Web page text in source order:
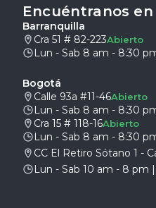
Encuéntranos en
Barranquilla
Cra 51 # 82-223Abierto
Lun - Sab 8 am - 8:30
Bogotá
Calle 93a #11-46Abierto
Lun - Sab 8 am - 8:30
Cra 15 # 118-16Abierto
Lun - Sab 8 am - 8:30
CC El Retiro Sótano 1 -
Lun - Sab 10 am - 8 pm